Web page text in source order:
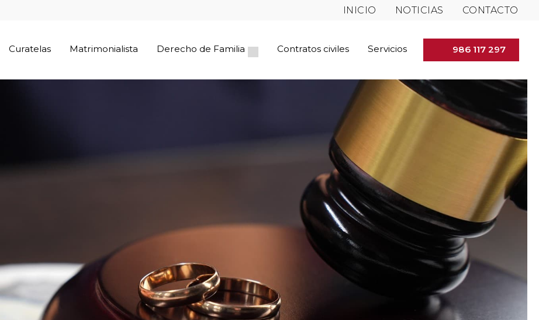
INICIO NOTICIAS CONTACTO
Curatelas Matrimonialista Derecho de Familia Contratos civiles Servicios 986 117 297